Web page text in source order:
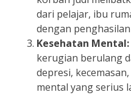
dari pelajar, ibu
dengan
Kesehatan Mental:
kerugian berulang
depresi,
mental yang serius